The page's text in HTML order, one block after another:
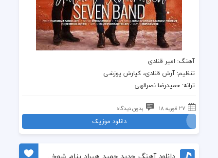
آهنگ: امیر قنادی
تنظیم: آرش قنادی، کیارش پوزشی
ترانه: حمیدرضا نصرالهی
27 فوریه 18 بدون دیدگاه
دانلود موزیک